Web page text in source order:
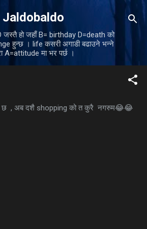
Skip to main content
Jaldobaldo
हो जहाँ B= birthday D=death को
हुन्छ । life कसरी अगाडी बढाउने भन्ने
A=attitude मा भर पर्छ ।
छ , अब दशै shopping को त कुरै नगरुम😂😂